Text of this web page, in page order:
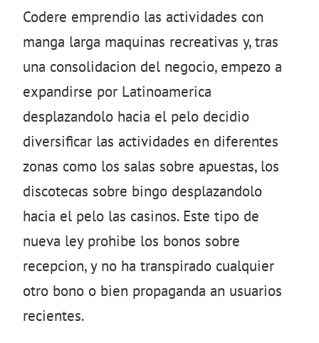
Codere emprendio las actividades con
manga larga maquinas recreativas y, tras
una consolidacion del negocio, empezo a
expandirse por Latinoamerica
desplazandolo hacia el pelo decidio
diversificar las actividades en diferentes
zonas como los salas sobre apuestas, los
discotecas sobre bingo desplazandolo
hacia el pelo las casinos. Este tipo de
nueva ley prohibe los bonos sobre
recepcion, y no ha transpirado cualquier
otro bono o bien propaganda an usuarios
recientes.